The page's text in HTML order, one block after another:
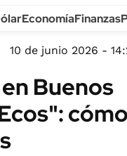
TECNOLOGÍA
MÉXICO
MUNDO
INFORMACIÓN
EconomíaFinanzas
10 de junio 2026 -
Buenos
cómo